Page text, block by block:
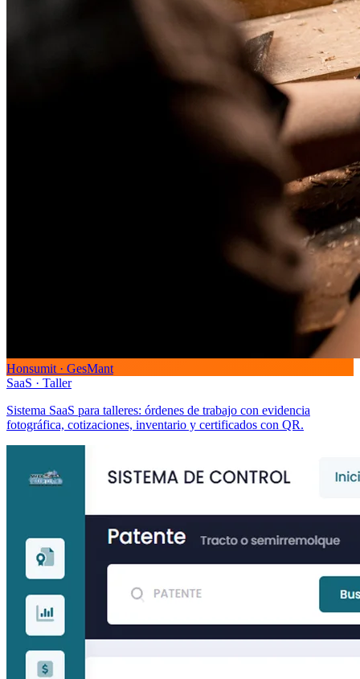
Honsumit · GesMant
SaaS · Taller
Sistema SaaS para talleres: órdenes de trabajo con evidencia
fotográfica, cotizaciones, inventario y certificados con QR.